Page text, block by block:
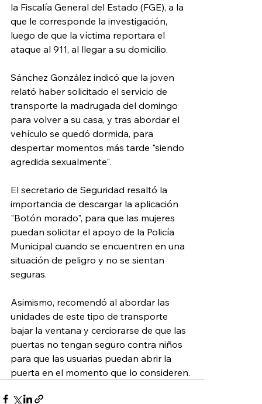
la Fiscalía General del Estado (FGE), a la
que le corresponde la investigación,
luego de que la víctima reportara el
ataque al 911, al llegar a su domicilio.
Sánchez González indicó que la joven
relató haber solicitado el servicio de
transporte la madrugada del domingo
para volver a su casa, y tras abordar el
vehículo se quedó dormida, para
despertar momentos más tarde "siendo
agredida sexualmente".
El secretario de Seguridad resaltó la
importancia de descargar la aplicación
"Botón morado", para que las mujeres
puedan solicitar el apoyo de la Policía
Municipal cuando se encuentren en una
situación de peligro y no se sientan
seguras.
Asimismo, recomendó al abordar las
unidades de este tipo de transporte
bajar la ventana y cerciorarse de que las
puertas no tengan seguro contra niños
para que las usuarias puedan abrir la
puerta en el momento que lo consideren.